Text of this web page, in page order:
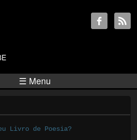
☰ Menu
Livro de Poesia?